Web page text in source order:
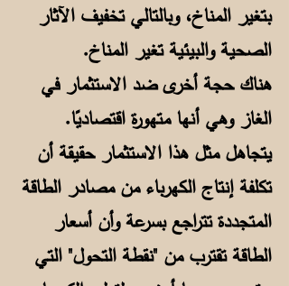
بتغير المناخ، وبالتالي تخفيف الآثار
الصحية والبيئية تغير المناخ.
هناك حجة أخرى ضد الاستثمار في
الغاز وهي أنها متهورة اقتصاديًا.
يتجاهل مثل هذا الاستثمار حقيقة أن
تكلفة إنتاج الكهرباء من مصادر الطاقة
المتجددة تتراجع بسرعة وأن أسعار
الطاقة تقترب من "نقطة التحول" التي